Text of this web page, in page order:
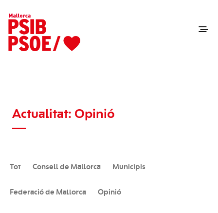
Actualitat: Opinió
Tot Consell de Mallorca Municipis
Federació de Mallorca Opinió